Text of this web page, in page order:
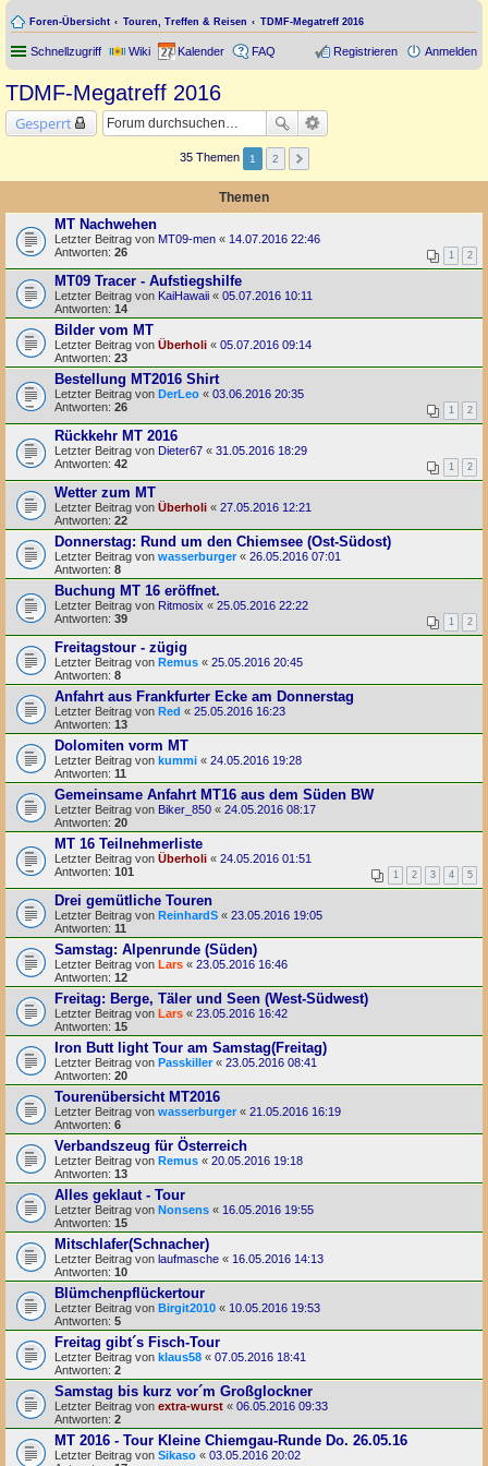
Foren-Übersicht Touren, Treffen & Reisen TDMF-Megatreff 2016
Schnellzugriff Wiki Kalender FAQ Anmelden
Registrieren
TDMF-Megatreff 2016
Gesperrt
35 Themen 1 2
Themen
MT Nachwehen
Letzter Beitrag von MT09-men « 14.07.2016 22:46
Antworten: 26 1 2
MT09 Tracer - Aufstiegshilfe
Letzter Beitrag von KaiHawaii « 05.07.2016 10:11
Antworten: 14
Bilder vom MT
Letzter Beitrag von Überholi « 05.07.2016 09:14
Antworten: 23
Bestellung MT2016 Shirt
Letzter Beitrag von DerLeo « 03.06.2016 20:35
Antworten: 26 1 2
Rückkehr MT 2016
Letzter Beitrag von Dieter67 « 31.05.2016 18:29
Antworten: 42 1 2
Wetter zum MT
Letzter Beitrag von Überholi « 27.05.2016 12:21
Antworten: 22
Donnerstag: Rund um den Chiemsee (Ost-Südost)
Letzter Beitrag von wasserburger« 26.05.2016 07:01
Antworten: 8
Buchung MT 16 eröffnet.
Letzter Beitrag von Ritmosix « 25.05.2016 22:22
Antworten: 39 1 2
Freitagstour - zügig
Letzter Beitrag von Remus « 25.05.2016 20:45
Antworten: 8
Anfahrt aus Frankfurter Ecke am Donnerstag
Letzter Beitrag von Red « 25.05.2016 16:23
Antworten: 13
Dolomiten vorm MT
Letzter Beitrag von kummi « 24.05.2016 19:28
Antworten: 11
Gemeinsame Anfahrt MT16 aus dem Süden BW
Letzter Beitrag von Biker_850 « 24.05.2016 08:17
Antworten: 20
MT 16 Teilnehmerliste
Letzter Beitrag von Überholi « 24.05.2016 01:51
Antworten: 101 1 2 3 4 5
Drei gemütliche Touren
Letzter Beitrag von ReinhardS « 23.05.2016 19:05
Antworten: 11
Samstag: Alpenrunde (Süden)
Letzter Beitrag von Lars « 23.05.2016 16:46
Antworten: 12
Freitag: Berge, Täler und Seen (West-Südwest)
Letzter Beitrag von Lars « 23.05.2016 16:42
Antworten: 15
Iron Butt light Tour am Samstag(Freitag)
Letzter Beitrag von Passkiller« 23.05.2016 08:41
Antworten: 20
Tourenübersicht MT2016
Letzter Beitrag von wasserburger « 21.05.2016 16:19
Antworten: 6
Verbandszeug für Österreich
Letzter Beitrag von Remus « 20.05.2016 19:18
Antworten: 13
Alles geklaut - Tour
Letzter Beitrag von Nonsens « 16.05.2016 19:55
Antworten: 15
Mitschlafer(Schnacher)
Letzter Beitrag von laufmasche « 16.05.2016 14:13
Antworten: 10
Blümchenpflückertour
Letzter Beitrag von Birgit2010 « 10.05.2016 19:53
Antworten: 5
Freitag gibt´s Fisch-Tour
Letzter Beitrag von klaus58 « 07.05.2016 18:41
Antworten: 2
Samstag bis kurz vor´m Großglockner
Letzter Beitrag von extra-wurst « 06.05.2016 09:33
Antworten: 2
MT 2016 - Tour Kleine Chiemgau-Runde Do. 26.05.16
Letzter Beitrag von Sikaso « 03.05.2016 20:02